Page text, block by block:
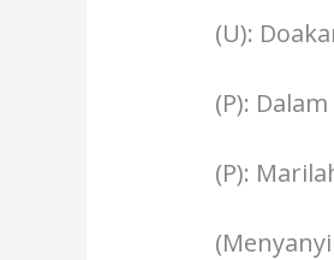
(U):
(P):
(P):